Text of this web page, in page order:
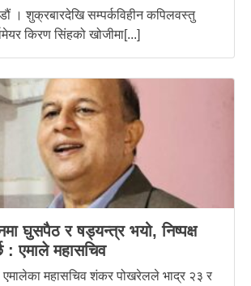
। शुक्रबारदेखि सम्पर्कविहीन कपिलवस्तु
किरण सिंहको खोजीमा[...]
घुसपैठ र षड्यन्त्र भयो, निष्पक्ष
: एमाले महासचिव
एमालेका महासचिव शंकर पोखरेलले भाद्र २३ र